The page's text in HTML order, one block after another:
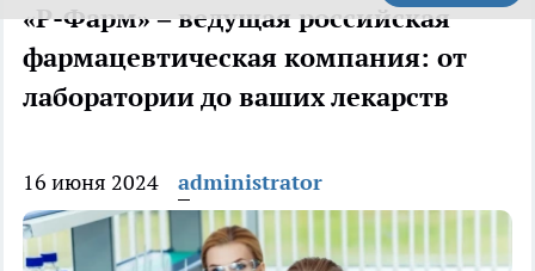
«Р-Фарм» – ведущая российская
фармацевтическая компания: от
лаборатории до ваших лекарств
16 июня 2024 administrator